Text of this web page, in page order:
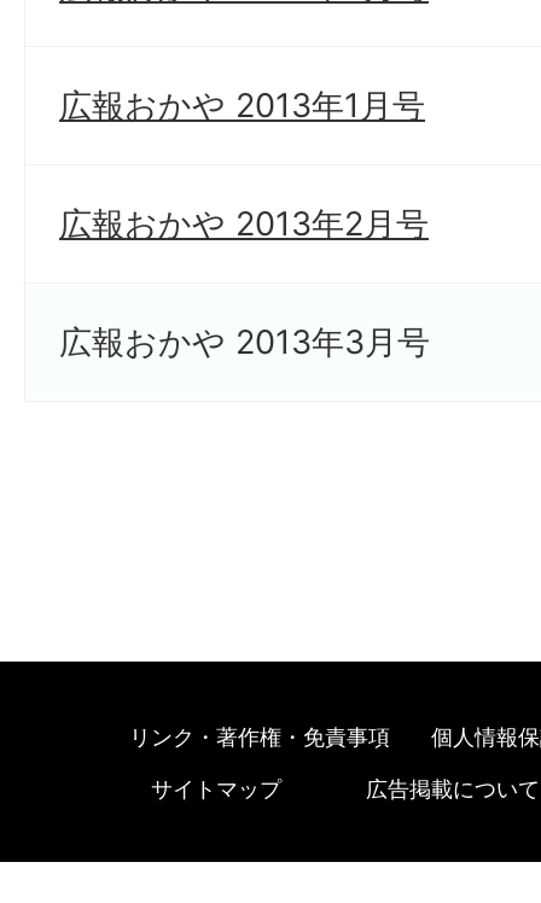
広報おかや 2013年1月号
広報おかや 2013年2月号
広報おかや 2013年3月号
リンク・著作権・免責事項 個人情報
サイトマップ 広告掲載について